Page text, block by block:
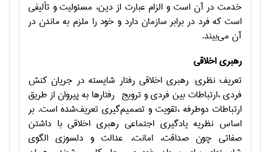
خدمت در آن است و الزام عبارت از دین، مسئولیت و تألیفی
است که فرد در برابر سازمان دارد و خود را ملزم به ماندن در
آن می‌بیند.
رهبري اخلاقي
تعریف نظری: رهبري اخلاقي رفتار شايسته در جريان كنش
فردي ،ارتباطات بين فردي و ترويج رفتارها به پيروان از طريق
ارتباطات دوطرفه ،تقويت و تصمیم‌گیری تعریف‌شده است. بر
اساس نظريه يادگيري اجتماعي رهبری اخلاقي با داشتن
صفاتي چون صداقت، امانت، عدالت و دلسوزي الگوي